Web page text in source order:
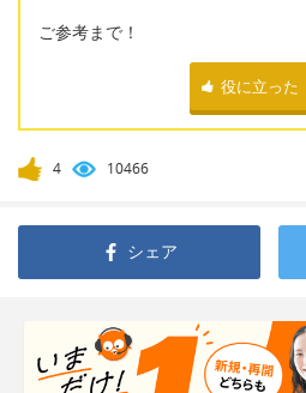
ご参考まで！
役に立った
4 10466
シェア